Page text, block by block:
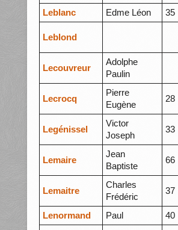
Leblanc Edme Léon 35
Leblond
Lecouvreur
Adolphe
Paulin
Lecrocq
Pierre
Eugène
28
Legénissel
Victor
Joseph
33
Lemaire
Jean
Baptiste
66
Lemaitre
Charles
Frédéric
37
Lenormand Paul 40